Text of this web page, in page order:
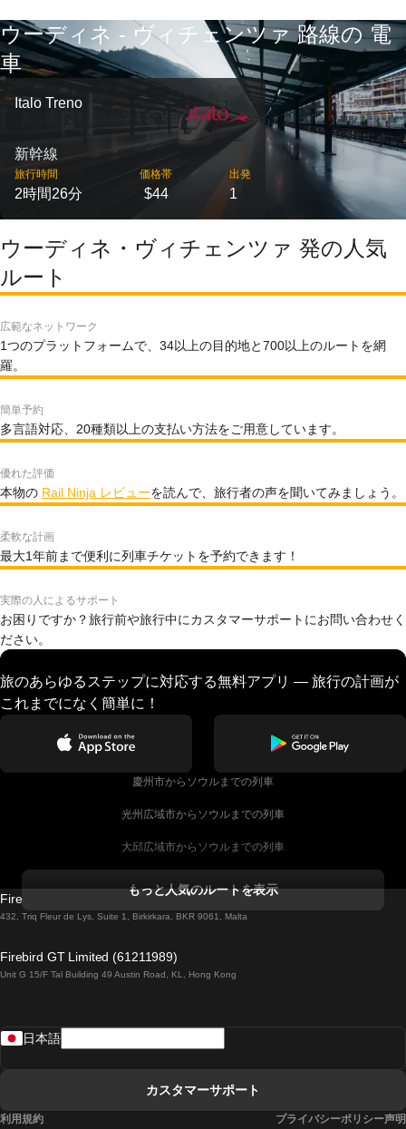
ウーディネ - ヴィチェンツァ 路線の 電
車
Italo Treno
新幹線
旅行時間
2時間26分
価格帯
$44
出発
1
ウーディネ・ヴィチェンツァ 発の人気
ルート
広範なネットワーク
1つのプラットフォームで、34以上の目的地と700以上のルートを網
羅。
簡単予約
多言語対応、20種類以上の支払い方法をご用意しています。
優れた評価
本物の Rail Ninja レビューを読んで、旅行者の声を聞いてみましょう。
柔軟な計画
最大1年前まで便利に列車チケットを予約できます！
実際の人によるサポート
お困りですか？旅行前や旅行中にカスタマーサポートにお問い合わせく
ださい。
旅のあらゆるステップに対応する無料アプリ — 旅行の計画が
これまでになく簡単に！
慶州市からソウルまでの列車
光州広域市からソウルまでの列車
大邱広域市からソウルまでの列車
ダブリンからゴールウェイまでの列車
ローマからナポリまでの列車
もっと人気のルートを表示
Firebird GT Limited (OC 1451)
432, Triq Fleur de Lys, Suite 1, Birkirkara, BKR 9061, Malta
Firebird GT Limited (61211989)
Unit G 15/F Tal Building 49 Austin Road, KL, Hong Kong
日本語
カスタマーサポート
利用規約 プライバシーポリシー声明